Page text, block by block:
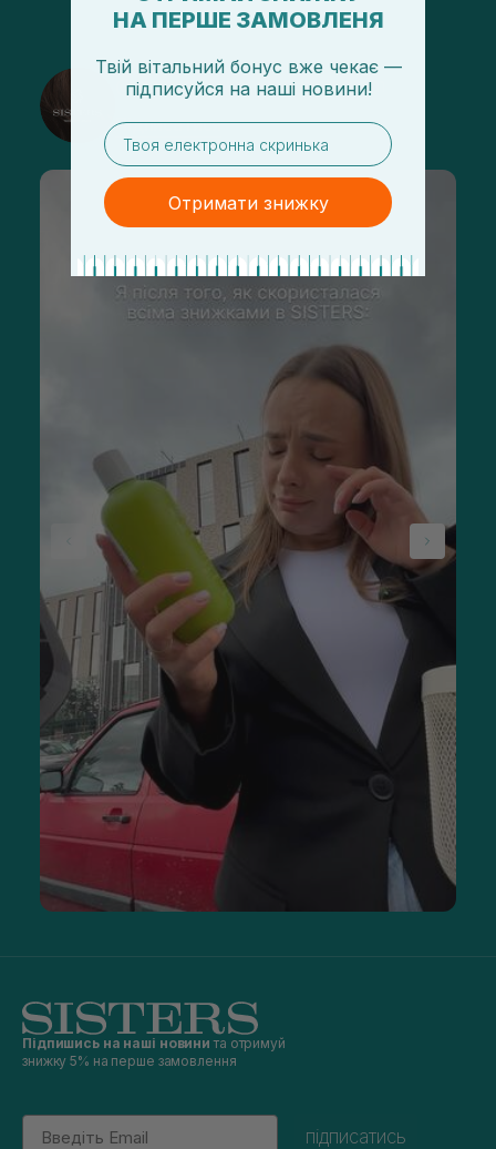
@sisters_stelmakh в Instagram
Підписатися
Підпишись на наші новини та отримуй
знижку 5% на перше замовлення
Email
підписатись
НА ПЕРШЕ ЗАМОВЛЕНЯ
Твій вітальний бонус вже чекає —
підписуйся на наші новини!
email
Отримати знижку